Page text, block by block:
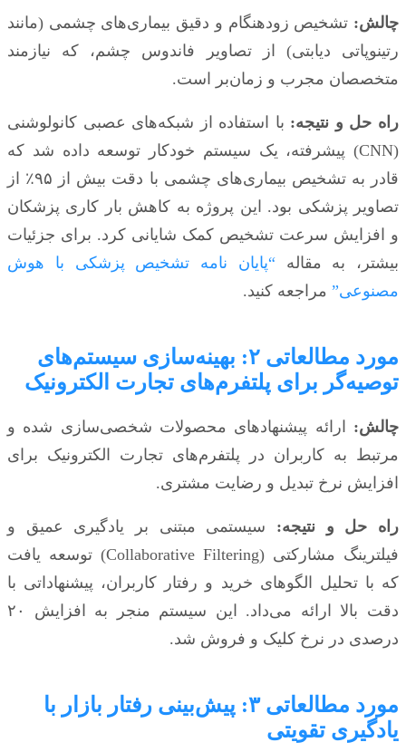
چالش: تشخیص زودهنگام و دقیق بیماری‌های چشمی (مانند
رتینوپاتی دیابتی) از تصاویر فاندوس چشم، که نیازمند
متخصصان مجرب و زمان‌بر است.
راه حل و نتیجه: با استفاده از شبکه‌های عصبی کانولوشنی
(CNN) پیشرفته، یک سیستم خودکار توسعه داده شد که
قادر به تشخیص بیماری‌های چشمی با دقت بیش از ۹۵٪ از
تصاویر پزشکی بود. این پروژه به کاهش بار کاری پزشکان
و افزایش سرعت تشخیص کمک شایانی کرد. برای جزئیات
بیشتر، به مقاله“پایان نامه تشخیص پزشکی با هوش
مصنوعی” مراجعه کنید.
مورد مطالعاتی ۲: بهینه‌سازی سیستم‌های
توصیه‌گر برای پلتفرم‌های تجارت الکترونیک
چالش: ارائه پیشنهادهای محصولات شخصی‌سازی شده و
مرتبط به کاربران در پلتفرم‌های تجارت الکترونیک برای
افزایش نرخ تبدیل و رضایت مشتری.
راه حل و نتیجه: سیستمی مبتنی بر یادگیری عمیق و
فیلترینگ مشارکتی (Collaborative Filtering) توسعه یافت
که با تحلیل الگوهای خرید و رفتار کاربران، پیشنهاداتی با
دقت بالا ارائه می‌داد. این سیستم منجر به افزایش ۲۰
درصدی در نرخ کلیک و فروش شد.
مورد مطالعاتی ۳: پیش‌بینی رفتار بازار با
یادگیری تقویتی